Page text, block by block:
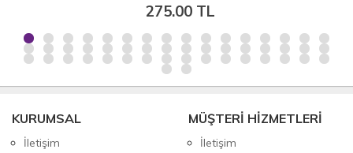
275.00 TL
KURUMSAL
İletişim
MÜŞTERİ HİZMETLERİ
İletişim